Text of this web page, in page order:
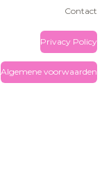
Contact
Privacy Policy
Algemene voorwaarden